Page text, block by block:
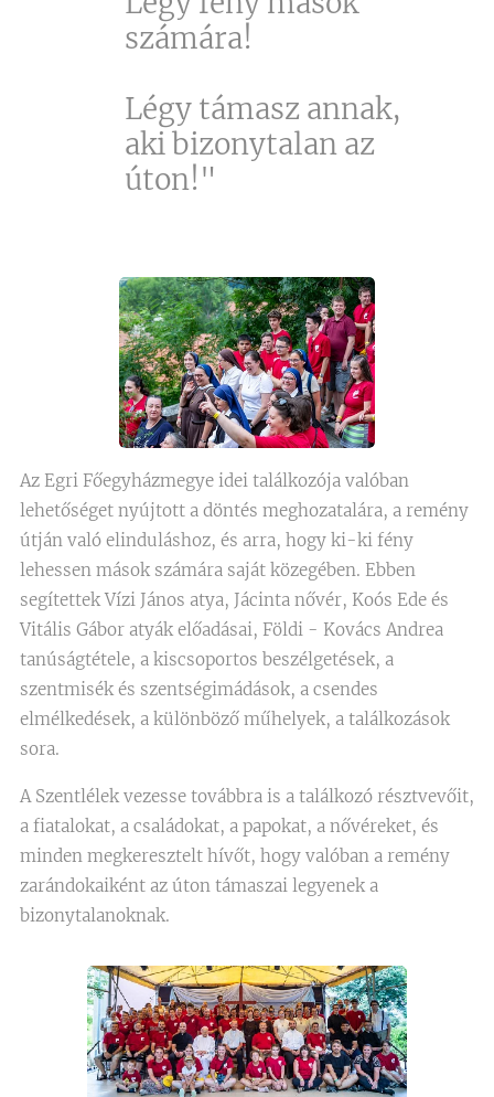
számára!
Légy támasz annak,
aki bizonytalan az
úton!"
Az Egri Főegyházmegye idei találkozója valóban
lehetőséget nyújtott a döntés meghozatalára, a remény
útján való elinduláshoz, és arra, hogy ki-ki fény
lehessen mások számára saját közegében. Ebben
segítettek Vízi János atya, Jácinta nővér, Koós Ede és
Vitális Gábor atyák előadásai, Földi - Kovács Andrea
tanúságtétele, a kiscsoportos beszélgetések, a
szentmisék és szentségimádások, a csendes
elmélkedések, a különböző műhelyek, a találkozások
sora.
A Szentlélek vezesse továbbra is a találkozó résztvevőit,
a fiatalokat, a családokat, a papokat, a nővéreket, és
minden megkeresztelt hívőt, hogy valóban a remény
zarándokaiként az úton támaszai legyenek a
bizonytalanoknak.